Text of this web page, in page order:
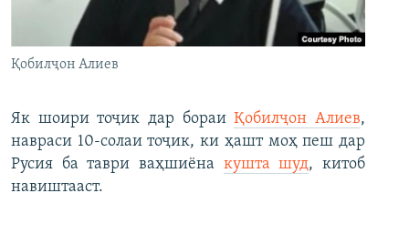
Қобилҷон Алиев
Як шоири тоҷик дар бораиҚобилҷон Алиев,
навраси 10-солаи тоҷик, ки ҳашт моҳ пеш дар
Русия ба таври ваҳшиёна кушта шуд, китоб
навиштааст.